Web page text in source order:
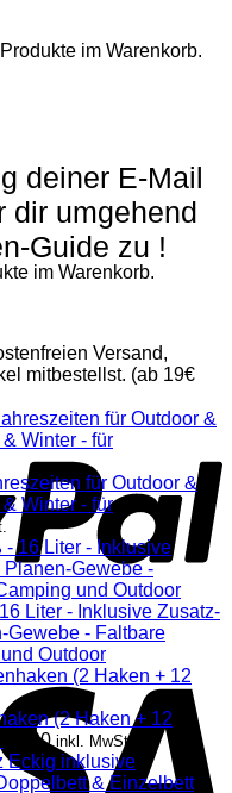
im Warenkorb.
im Warenkorb.
Versand,
mitbestellst. (ab 19€
deiner E-Mail
dir umgehend
Guide zu !
für Outdoor &
Winter - für
Liter - Inklusive Zusatz-
Gewebe - Faltbare
Outdoor
(2 Haken + 12
0,00 inkl. MwSt.